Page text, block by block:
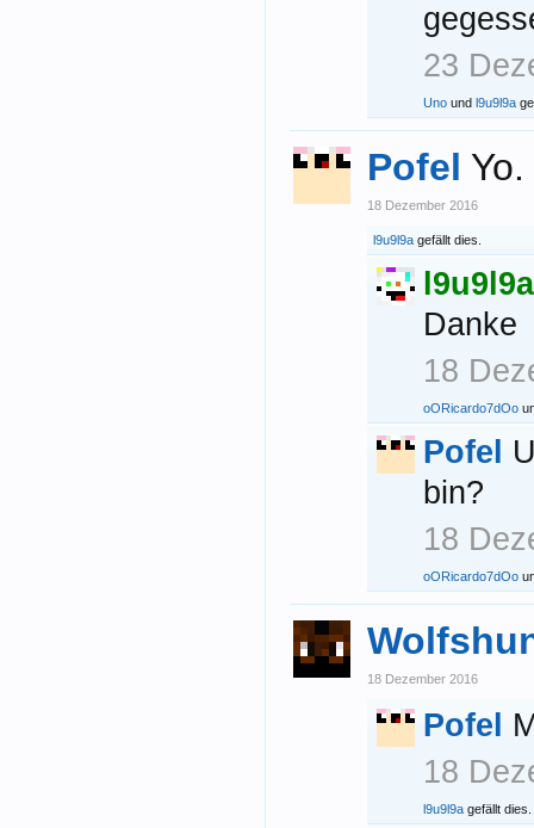
23
Uno und l9u9l9a
Pofel Yo.
18 Dezember 2016
l9u9l9a gefällt dies.
l9u9l9a
Danke
18
oORicardo7dOo
Pofel
bin?
18
oORicardo7dOo
18 Dezember 2016
Pofel
18
l9u9l9a gefällt dies.